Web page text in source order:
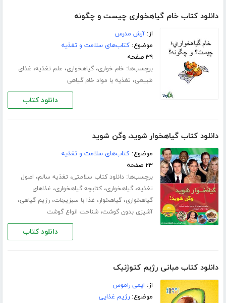
دانلود کتاب خام گیاهخواری چیست و چگونه
از:آرش مدرس
موضوع:کتاب‌های سلامت و تغذیه
۳۹ صفحه
برچسب‌ها: خام خواری،گیاهخواری، علم تغذیه، غذای
طبیعی، تغذیه با مواد خام گیاهی
دانلود کتاب
دانلود کتاب گیاهخوار شوید، وگن شوید
موضوع:کتاب‌های سلامت و تغذیه
۲۳ صفحه
برچسب‌ها:دانلود کتاب سلامتی، تغذیه سالم، اصول
تغذیه،گیاهخواری،کتابچه گیاهخواری، غذاهای
گیاهخواری،گیاهخوار، غذا با سبزیجات،رژیم گیاهی،
آشپزی بدون گوشت،شناخت انواع گوشت
دانلود کتاب
دانلود کتاب مبانی رژیم کتوژنیک
از: ایمی راموس
موضوع:رژیم غذایی